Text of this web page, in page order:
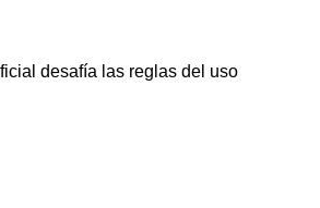
desafía las reglas del uso